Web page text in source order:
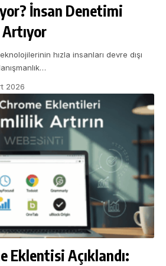
İnsan Denetimi
hızla insanları devre dışı
2026
Eklentisi Açıklandı: